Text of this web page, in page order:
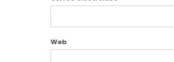
Web